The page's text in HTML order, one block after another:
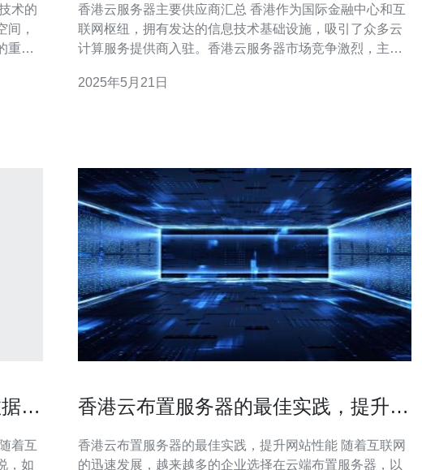
间，
重要
港
香港云服务器主要供应商汇总 香港作为国际金融中心和互
联网枢纽，拥有发达的信息技术基础设施，吸引了众多云
计算服务提供商入驻。香港云服务器市场竞争激烈，主要
求。 阿里云 阿里云是中国领先的云计算服务提供商，也是
2025年5月21日
存
，如
香港云布置服务器的最佳实践，提升网
香港云布置服务器的最佳实践，提升网站性能 随着互联网
的迅速发展，越来越多的企业选择在云端布置服务器，以